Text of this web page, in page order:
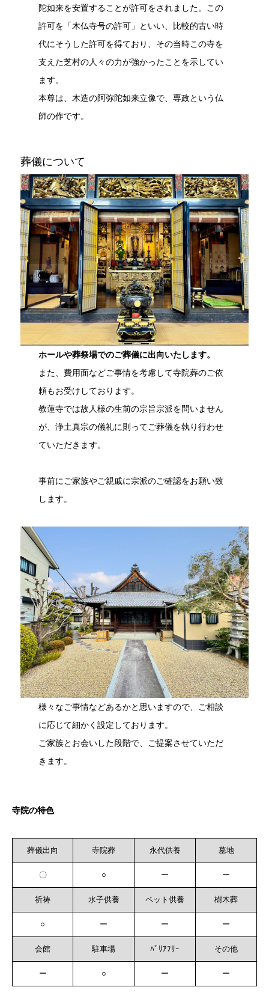
陀如来を安置することが許可をされました。この
許可を「木仏寺号の許可」といい、比較的古い時
代にそうした許可を得ており、その当時この寺を
支えた芝村の人々の力が強かったことを示してい
ます。
本尊は、木造の阿弥陀如来立像で、専政という仏
師の作です。
葬儀について
ホールや葬祭場でのご葬儀に出向いたします。
また、費用面などご事情を考慮して寺院葬のご依
頼もお受けしております。
教蓮寺では故人様の生前の宗旨宗派を問いません
が、浄土真宗の儀礼に則ってご葬儀を執り行わせ
ていただきます。
事前にご家族やご親戚に宗派のご確認をお願い致
します。
様々なご事情などあるかと思いますので、ご相談
に応じて細かく設定しております。
ご家族とお会いした段階で、ご提案させていただ
きます。
寺院の特色
葬儀出向 寺院葬 永代供養 墓地
〇 ○ ー ー
祈祷 水子供養 ペット供養 樹木葬
○ ー ー ー
会館 駐車場 ﾊﾞﾘｱﾌﾘｰ その他
ー ○ ー ー